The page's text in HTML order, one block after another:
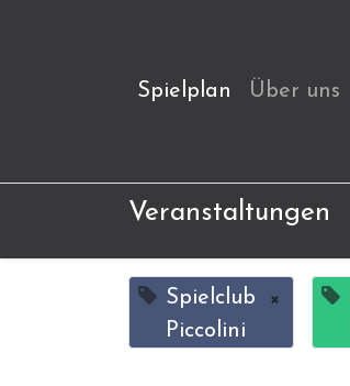
Spielplan Über uns
Veranstaltungen
Spielclub
Piccolini
×